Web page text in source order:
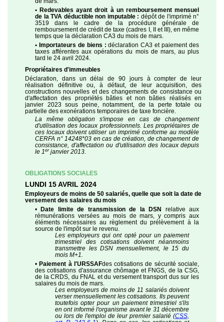
• Redevables ayant droit à un remboursement mensuel
de la TVA déductible non imputable : dépôt de l'imprimé n°
3519 dans le cadre de la procédure générale de
remboursement de crédit de taxe (cadres I, II et III), en même
temps que la déclaration CA3 du mois de mars.
• Importateurs de biens : déclaration CA3 et paiement des
taxes afférentes aux opérations du mois de mars, au plus
tard le 24 avril 2024.
Propriétaires d'immeubles
Déclaration, dans un délai de 90 jours à compter de leur
réalisation définitive ou, à défaut, de leur acquisition, des
constructions nouvelles et des changements de consistance ou
d'affectation des propriétés bâties et non bâties réalisés en
janvier 2023 sous peine, notamment, de la perte totale ou
partielle des exonérations temporaires de taxe foncière.
La même obligation s'impose en cas de changement
d'utilisation des locaux professionnels. Les propriétaires de
ces locaux doivent utiliser un imprimé conforme au modèle
CERFA n° 14248*03 en cas de création, de changement de
consistance, d'affectation ou d'utilisation des locaux depuis
le 1erjanvier 2013.
OBLIGATIONS SOCIALES
LUNDI 15 AVRIL 2024
Employeurs de moins de 50 salariés, quelle que soit la date de
versement des salaires du mois
•
Date limite de transmission de la DSN
relative aux
rémunérations versées au mois de mars, y compris aux
éléments nécessaires au règlement du prélèvement à la
source de l'impôt sur le revenu.
Les employeurs qui ont opté pour un paiement
trimestriel des cotisations doivent néanmoins
transmettre les DSN mensuellement, le 15 du
mois M+1.
• Paiement à l'URSSAFdes cotisations de sécurité sociale,
des cotisations d'assurance chômage et FNGS, de la CSG,
de la CRDS, du FNAL et du versement transport dus sur les
salaires du mois de mars.
Les employeurs de moins de 11 salariés doivent
verser mensuellement les cotisations. Ils peuvent
toutefois opter pour un paiement trimestriel s'ils
en ont informé l'organisme avant le 31 décembre
ou lors de l'emploi de leur premier salarié (CSS,